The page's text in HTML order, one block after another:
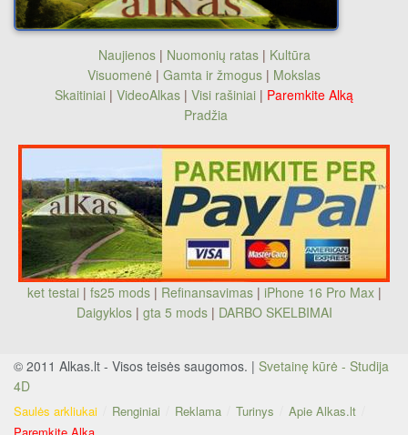
Naujienos| Nuomonių ratas| Kultūra
Visuomenė | Gamta ir žmogus | Mokslas
Skaitiniai | VideoAlkas | Visi rašiniai | Paremkite Alką
Pradžia
ket testai | fs25 mods| Refinansavimas| iPhone 16 Pro Max|
Daigyklos| gta 5 mods | DARBO SKELBIMAI
© 2011 Alkas.lt - Visos teisės saugomos. | Svetainę kūrė - Studija
4D
Saulės arkliukai Renginiai Reklama Turinys
Apie Alkas.lt